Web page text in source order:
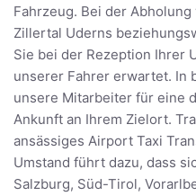
Fahrzeug. Bei der
Zillertal Uderns
Sie bei der Rezeption Ihrer
unserer Fahrer erwartet. In
unsere Mitarbeiter für eine
Ankunft an Ihrem Zielort.
ansässiges Airport Taxi
Umstand führt dazu, dass
Salzburg, Süd-Tirol,